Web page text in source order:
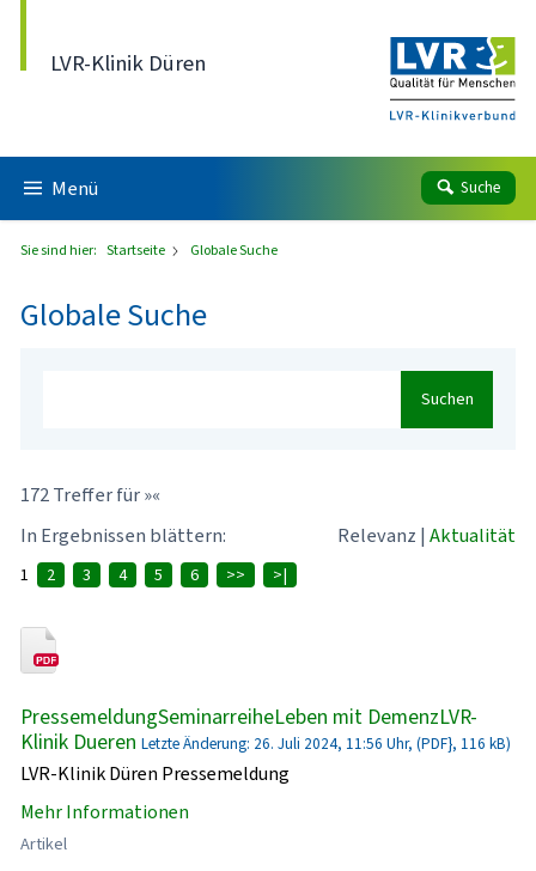
LVR-Klinik Düren
Menü Suche
Sie sind hier: Startseite Globale Suche
Globale Suche
Suchen
172 Treffer für »«
In Ergebnissen blättern:
Relevanz | Aktualität
1 2 3 4 5 6 >> >|
PressemeldungSeminarreiheLeben mit DemenzLVR-
Klinik Dueren Letzte Änderung: 26. Juli 2024, 11:56 Uhr, (PDF}, 116 kB)
LVR-Klinik Düren Pressemeldung
Mehr Informationen
Artikel